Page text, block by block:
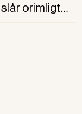
orimligt